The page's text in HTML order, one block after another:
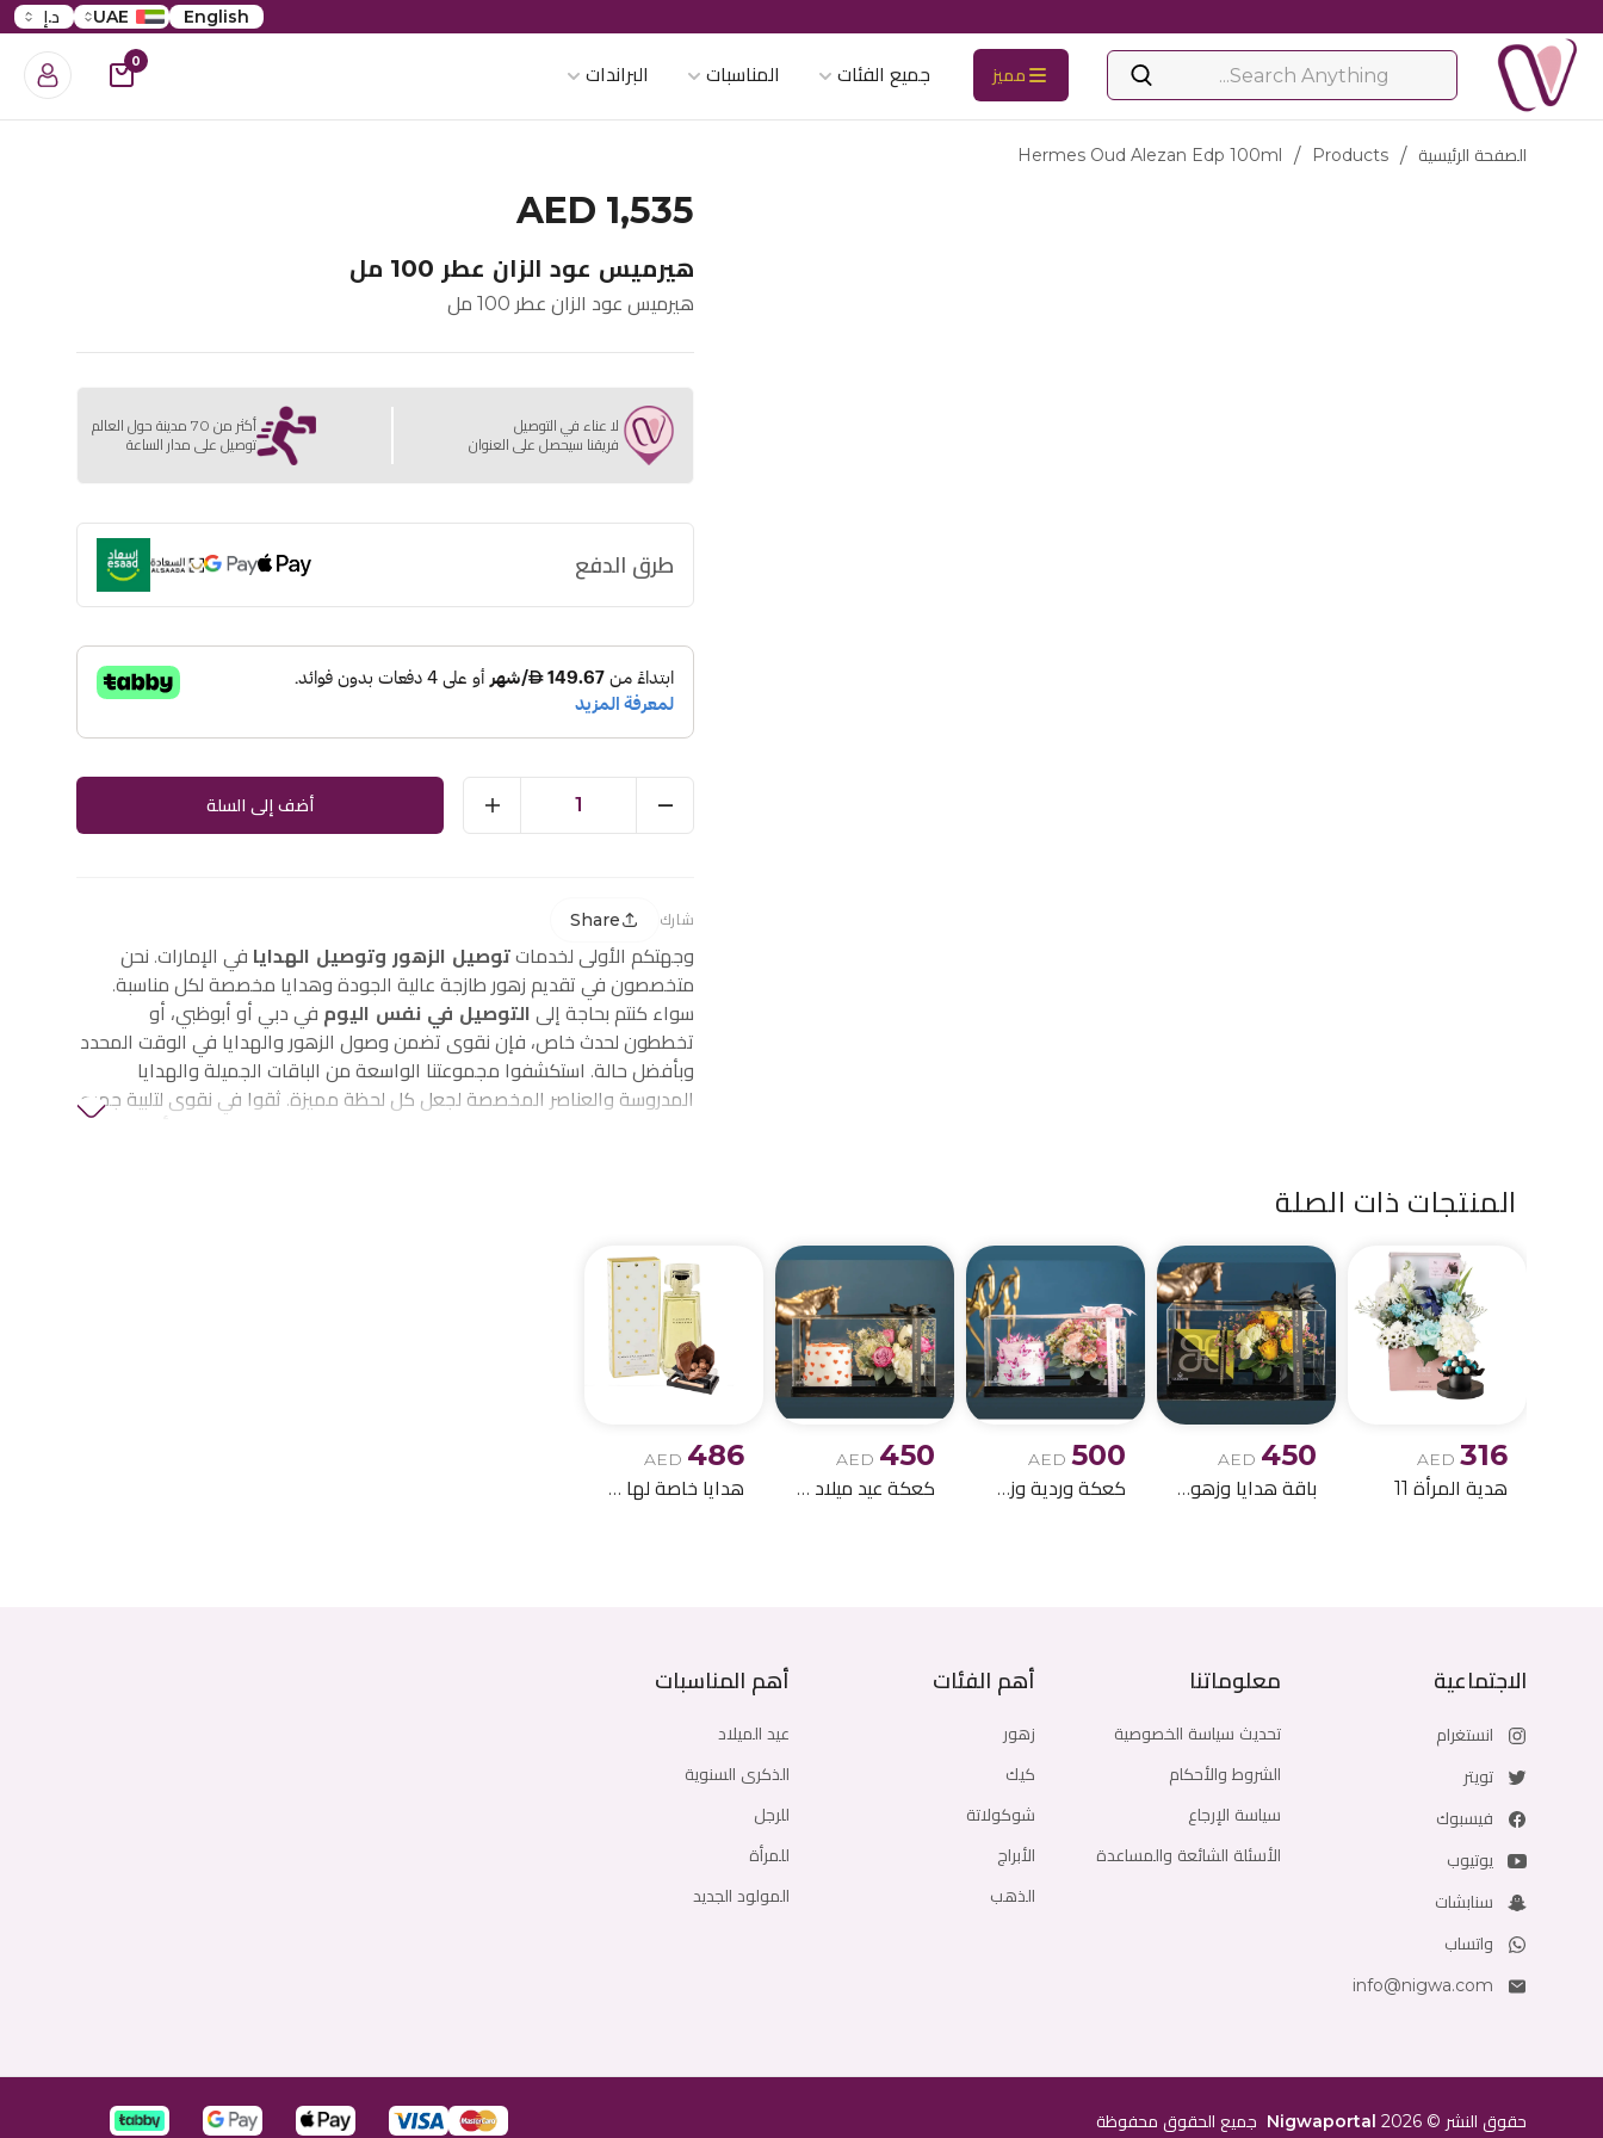
English
UAE د.إ
مميز جميع الفئات المناسبات البراندات
0
الصفحة الرئيسية /
Products
/
Hermes Oud Alezan Edp 100ml
AED 1,535
هيرميس عود الزان عطر 100 مل
هيرميس عود الزان عطر 100 مل
لا عناء في التوصيل
فريقنا سيحصل على العنوان
أكثر من 70 مدينة حول العالم
توصيل على مدار الساعة
طرق الدفع
1 أضف إلى السلة
شارك Share
وجهتكم الأولى لخدمات توصيل الزهور وتوصيل الهدايا في الإمارات. نحن
متخصصون في تقديم زهور طازجة عالية الجودة وهدايا مخصصة لكل مناسبة.
سواء كنتم بحاجة إلى التوصيل في نفس اليوم في دبي أو أبوظبي، أو
تخططون لحدث خاص، فإن نقوى تضمن وصول الزهور والهدايا في الوقت المحدد
وبأفضل حالة. استكشفوا مجموعتنا الواسعة من الباقات الجميلة والهدايا
المدروسة والعناصر المخصصة لجعل كل لحظة مميزة. ثقوا في نقوى لتلبية جميع
المنتجات ذات الصلة
AED 316
هدية المرأة 11
AED 450
باقة هدايا وزهور أنيقة
AED 500
كعكة وردية وزهور للأطفال الصغار
AED 450
كعكة عيد ميلاد بيضاء مع باقة ورود
AED 486
هدايا خاصة لها مع الشوكولاتة 1
الاجتماعية
انستغرام
تويتر
فيسبوك
يوتيوب
سنابشات
واتساب
info@nigwa.com
معلوماتنا
تحديث سياسة الخصوصية
الشروط والأحكام
سياسة الإرجاع
الأسئلة الشائعة والمساعدة
أهم الفئات
زهور
كيك
شوكولاتة
الأبراج
الذهب
أهم المناسبات
عيد الميلاد
الذكرى السنوية
للرجل
للمرأة
المولود الجديد
حقوق النشر ©
2026
Nigwaportal جميع الحقوق محفوظة